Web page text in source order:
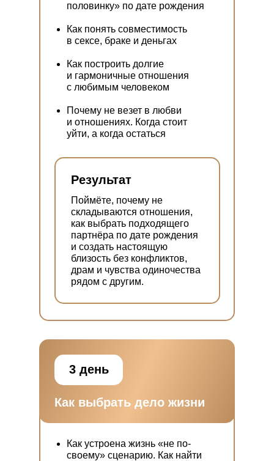
Поймёте, почему не
складываются отношения,
как выбрать подходящего
партнёра по дате рождения
и создать настоящую
близость без конфликтов,
драм и чувства одиночества
рядом с другим.
Результат
половинку» по дате рождения
Как понять совместимость
в сексе, браке и деньгах
Как построить долгие
и гармоничные отношения
с любимым человеком
Почему не везет в любви
и отношениях. Когда стоит
уйти, а когда остаться
Как выбрать дело жизни
Как устроена жизнь «не по-
своему» сценарию. Как найти
3 день